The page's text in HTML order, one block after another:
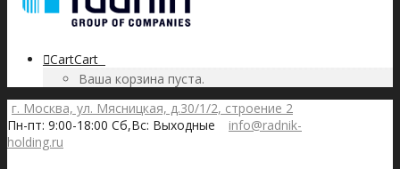
CartCart
Ваша корзина пуста.
г. Москва, ул. Мясницкая, д.30/1/2, строение 2
Пн-пт: 9:00-18:00 Сб,Вс: Выходные
info@radnik-
holding.ru